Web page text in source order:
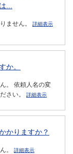
...
ません。 詳細表示
か。
。 依頼人名の変
さい。
詳細表示
かりますか？
。 詳細表示